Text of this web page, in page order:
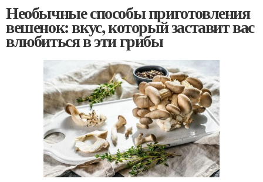
Необычные способы приготовления
вешенок: вкус, который заставит вас
влюбиться в эти грибы